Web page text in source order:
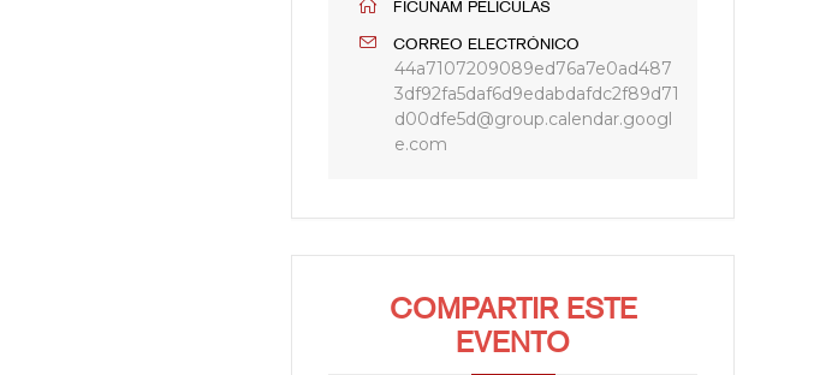
FICUNAM PELÍCULAS
CORREO ELECTRÓNICO
44a7107209089ed76a7e0ad487
3df92fa5daf6d9edabdafdc2f89d71
d00dfe5d@group.calendar.googl
e.com
COMPARTIR ESTE
EVENTO